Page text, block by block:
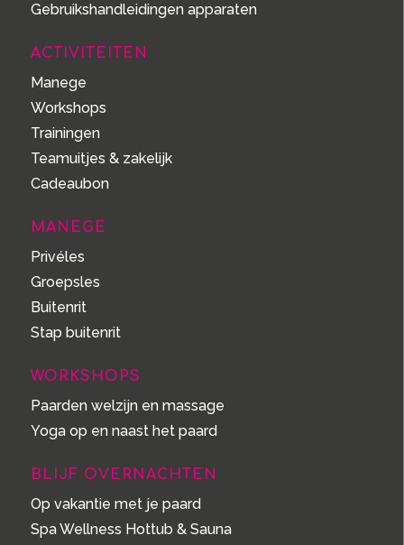
Gebruikshandleidingen apparaten
ACTIVITEITEN
Manege
Workshops
Trainingen
Teamuitjes & zakelijk
Cadeaubon
MANEGE
Privéles
Groepsles
Buitenrit
Stap buitenrit
WORKSHOPS
Paarden welzijn en massage
Yoga op en naast het paard
BLIJF OVERNACHTEN
Op vakantie met je paard
Spa Wellness Hottub & Sauna